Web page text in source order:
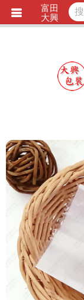
立即詢價
富田
大興